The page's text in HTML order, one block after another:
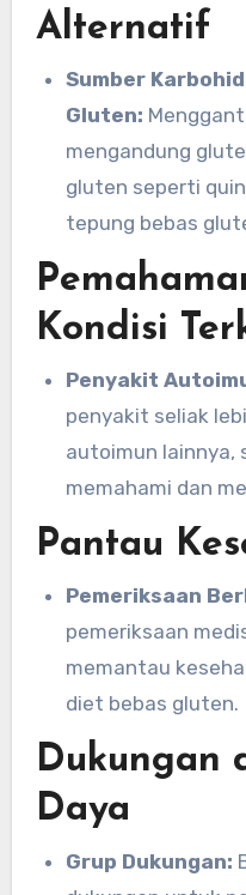
Alternatif
Sumber
Gluten:
mengandung
gluten seperti
tepung bebas
Kondisi
Penyakit
penyakit seliak
autoimun lainnya,
memahami dan
Pantau
Pemeriksaan
pemeriksaan
memantau
diet bebas gluten.
Dukungan
Daya
Grup Dukungan: